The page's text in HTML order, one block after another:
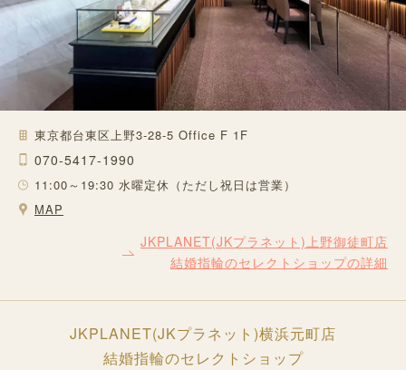
東京都台東区上野3-28-5 Office F 1F
070-5417-1990
11:00～19:30 水曜定休（ただし祝日は営業）
MAP
JKPLANET(JKプラネット)上野御徒町店
結婚指輪のセレクトショップの詳細
JKPLANET(JKプラネット)横浜元町店
結婚指輪のセレクトショップ